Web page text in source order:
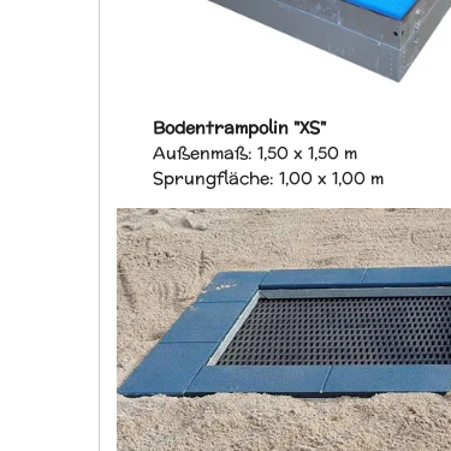
Bodentrampolin "XS"
Außenmaß: 1,50 x 1,50 m
Sprungfläche: 1,00 x 1,00 m